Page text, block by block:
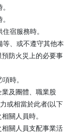
宿服務時。
、或不遵守其他本
防火災上的必要事
時。
及團體、職業股
或相當於此者(以下
關人員時。
關人員支配事業活